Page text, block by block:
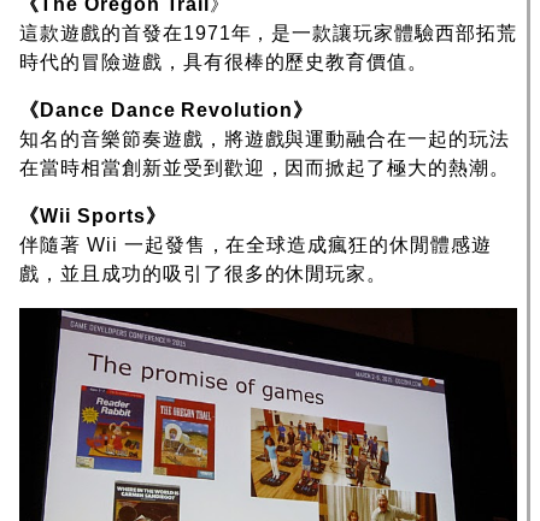
《The Oregon Trail 》
這款遊戲的首發在1971年，是一款讓玩家體驗西部拓荒
時代的冒險遊戲，具有很棒的歷史教育價值。
《Dance Dance Revolution》
知名的音樂節奏遊戲，將遊戲與運動融合在一起的玩法
在當時相當創新並受到歡迎，因而掀起了極大的熱潮。
《Wii Sports》
伴隨著 Wii 一起發售，在全球造成瘋狂的休閒體感遊
戲，並且成功的吸引了很多的休閒玩家。